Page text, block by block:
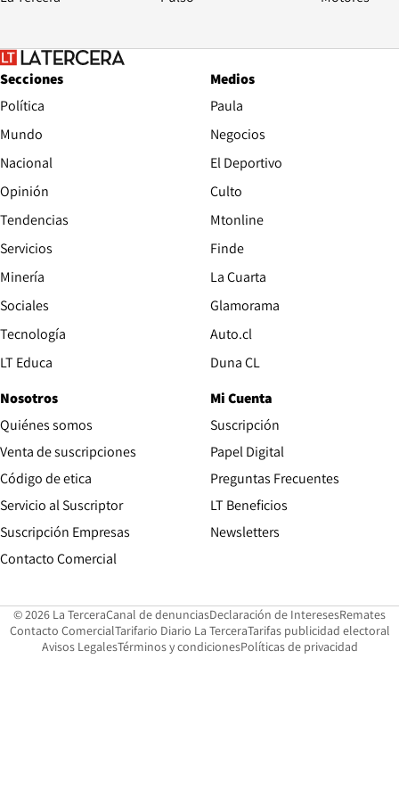
Secciones
Política
Mundo
Nacional
Opinión
Tendencias
Servicios
Minería
Sociales
Tecnología
LT Educa
Medios
Paula
Negocios
El Deportivo
Culto
Mtonline
Finde
La Cuarta
Glamorama
Auto.clOpens in new window
Duna CLOpens in new window
Nosotros
Quiénes somos
Venta de suscripciones
Código de etica Opens in new window
Servicio al Suscriptor
Suscripción Empresas
Contacto ComercialOpens in new window
Mi Cuenta
Suscripción
Papel DigitalOpens in new
Preguntas Frecuentes
LT Beneficios
Newsletters
© 2026 La TerceraCanal de denunciasOpens in new window
Declaración de InteresesOpens in
Remates
Contacto ComercialOpens in new window
Tarifario Diario La TerceraOpens in new window
Tarifas publicidad electoral
Avisos LegalesOpens in new window
Términos y condicionesPolíticas de privacidad